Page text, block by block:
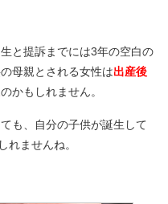
と提訴までには3年の空白の
母親とされる女性は出産後
のかもしれません。
も、自分の子供が誕生して
れませんね。